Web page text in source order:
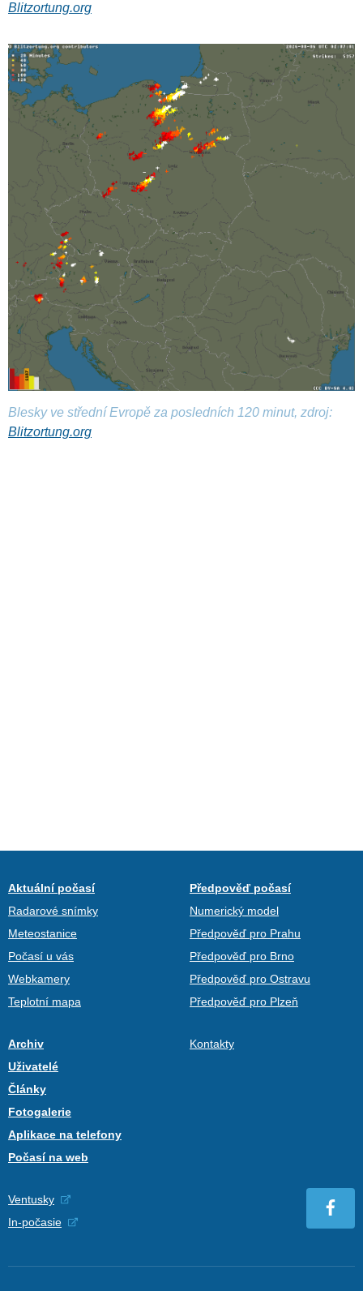
Blitzortung.org
Blesky ve střední Evropě za posledních 120 minut, zdroj:
Blitzortung.org
Aktuální počasí
Radarové snímky
Meteostanice
Počasí u vás
Webkamery
Teplotní mapa
Předpověď počasí
Numerický model
Předpověď pro Prahu
Předpověď pro Brno
Předpověď pro Ostravu
Předpověď pro Plzeň
Archiv
Uživatelé
Články
Fotogalerie
Aplikace na telefony
Počasí na web
Kontakty
Ventusky
In-počasie